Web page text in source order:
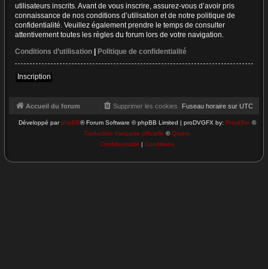
utilisateurs inscrits. Avant de vous inscrire, assurez-vous d’avoir pris
connaissance de nos conditions d’utilisation et de notre politique de
confidentialité. Veuillez également prendre le temps de consulter
attentivement toutes les règles du forum lors de votre navigation.
Conditions d’utilisation | Politique de confidentialité
Inscription
Accueil du forum Fuseau horaire sur UTC
Supprimer les cookies
Développé parphpBB® Forum Software © phpBB Limited | proDVGFX by: Prosk8er©
Traduction française officielle ©Qiaeru
Confidentialité | Conditions